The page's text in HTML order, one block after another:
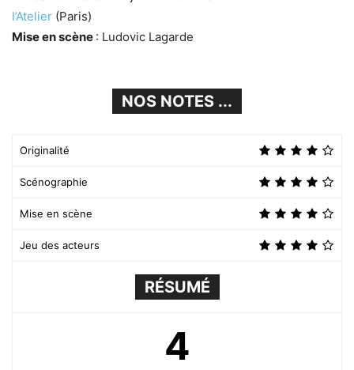
l’Atelier (Paris)
Mise en scène : Ludovic Lagarde
NOS NOTES ...
Originalité
Scénographie
Mise en scène
Jeu des acteurs
RÉSUMÉ
4